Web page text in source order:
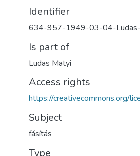
Identifier
634-957-1949-03-04-
Is part of
Ludas Matyi
Access rights
https://creativecommons.org/
Subject
fásítás
Type